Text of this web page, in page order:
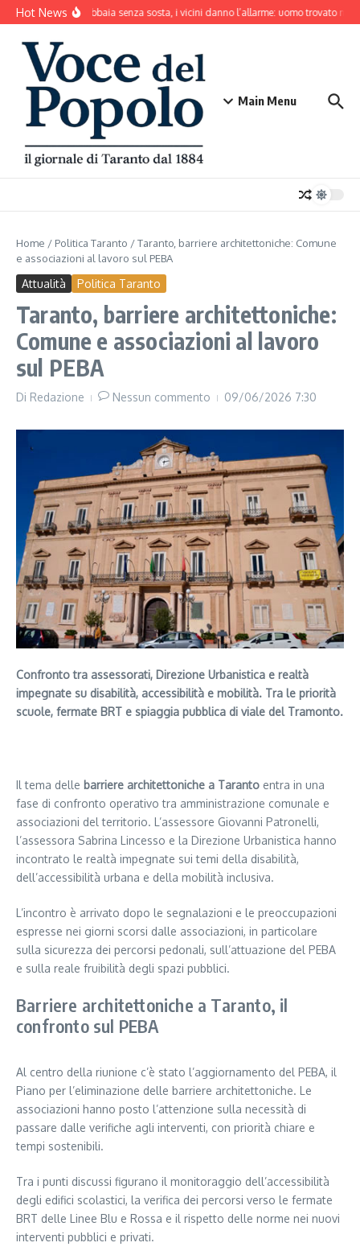
Salta al contenuto
Hot NewsIl cane abbaia senza sosta, i vicini danno l’allarme: uomo trovato
Main Menu
Home / Politica Taranto /Taranto, barriere architettoniche: Comune
e associazioni al lavoro sul PEBA
Attualità Politica Taranto
Taranto, barriere architettoniche:
Comune e associazioni al lavoro
sul PEBA
Di Redazione Nessun commento 09/06/2026 7:30
Confronto tra assessorati, Direzione Urbanistica e realtà
impegnate su disabilità, accessibilità e mobilità. Tra le priorità
scuole, fermate BRT e spiaggia pubblica di viale del Tramonto.
Il tema delle barriere architettoniche a Taranto entra in una
fase di confronto operativo tra amministrazione comunale e
associazioni del territorio. L’assessore Giovanni Patronelli,
l’assessora Sabrina Lincesso e la Direzione Urbanistica hanno
incontrato le realtà impegnate sui temi della disabilità,
dell’accessibilità urbana e della mobilità inclusiva.
L’incontro è arrivato dopo le segnalazioni e le preoccupazioni
espresse nei giorni scorsi dalle associazioni, in particolare
sulla sicurezza dei percorsi pedonali, sull’attuazione del PEBA
e sulla reale fruibilità degli spazi pubblici.
Barriere architettoniche a Taranto, il
confronto sul PEBA
Al centro della riunione c’è stato l’aggiornamento del PEBA, il
Piano per l’eliminazione delle barriere architettoniche. Le
associazioni hanno posto l’attenzione sulla necessità di
passare dalle verifiche agli interventi, con priorità chiare e
tempi sostenibili.
Tra i punti discussi figurano il monitoraggio dell’accessibilità
degli edifici scolastici, la verifica dei percorsi verso le fermate
BRT delle Linee Blu e Rossa e il rispetto delle norme nei nuovi
interventi pubblici e privati.